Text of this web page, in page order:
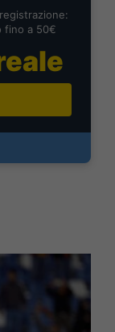
fino a 50€